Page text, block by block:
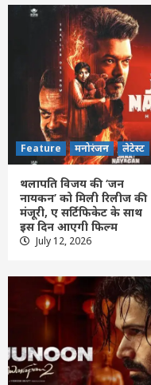
Feature मनोरंजन लेटेस्ट
थलापति विजय की ‘जन
नायकन’ को मिली रिलीज की
मंजूरी, ए सर्टिफिकेट के साथ
इस दिन आएगी फिल्म
July 12, 2026
Feature
Weather
जारी
4
Feature
आज जारी
किस्त, CM
करेंगे राशि